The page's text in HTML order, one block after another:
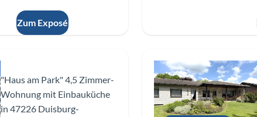
Zum Exposé
"Haus am Park" 4,5 Zimmer-
Wohnung mit Einbauküche
in 47226 Duisburg-
Slide 1 of 30